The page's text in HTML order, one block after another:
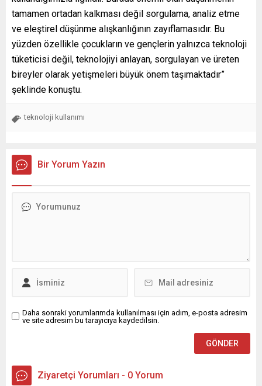
tamamen ortadan kalkması değil sorgulama, analiz etme
ve eleştirel düşünme alışkanlığının zayıflamasıdır. Bu
yüzden özellikle çocukların ve gençlerin yalnızca teknoloji
tüketicisi değil, teknolojiyi anlayan, sorgulayan ve üreten
bireyler olarak yetişmeleri büyük önem taşımaktadır”
şeklinde konuştu.
teknoloji kullanımı
Bir Yorum Yazın
Daha sonraki yorumlarımda kullanılması için adım, e-posta adresim
ve site adresim bu tarayıcıya kaydedilsin.
Ziyaretçi Yorumları - 0 Yorum